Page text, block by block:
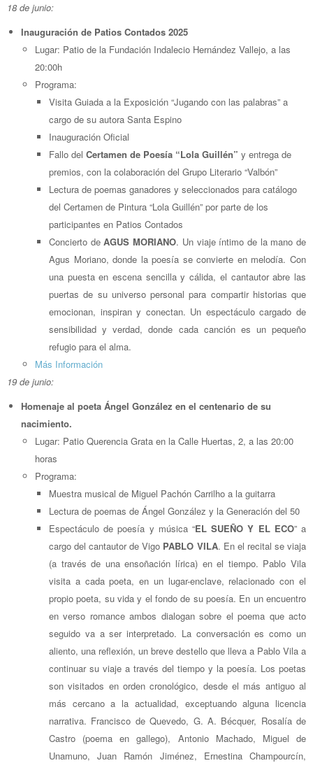
18 de junio:
Inauguración de Patios Contados 2025
Lugar: Patio de la Fundación Indalecio Hernández Vallejo, a las
20:00h
Programa:
Visita Guiada a la Exposición “Jugando con las palabras” a
cargo de su autora Santa Espino
Inauguración Oficial
Fallo del Certamen de Poesía “Lola Guillén” y entrega de
premios, con la colaboración del Grupo Literario “Valbón”
Lectura de poemas ganadores y seleccionados para catálogo
del Certamen de Pintura “Lola Guillén” por parte de los
participantes en Patios Contados
Concierto deAGUS MORIANO. Un viaje íntimo de la mano de
Agus Moriano, donde la poesía se convierte en melodía. Con
una puesta en escena sencilla y cálida, el cantautor abre las
puertas de su universo personal para compartir historias que
emocionan, inspiran y conectan. Un espectáculo cargado de
sensibilidad y verdad, donde cada canción es un pequeño
refugio para el alma.
Más Información
19 de junio:
Homenaje al poeta Ángel González en el centenario de su
nacimiento.
Lugar: Patio Querencia Grata en la Calle Huertas, 2, a las 20:00
horas
Programa:
Muestra musical de Miguel Pachón Carrilho a la guitarra
Lectura de poemas de Ángel González y la Generación del 50
Espectáculo de poesía y música “EL SUEÑO Y EL ECO” a
cargo del cantautor de Vigo PABLO VILA. En el recital se viaja
(a través de una ensoñación lírica) en el tiempo. Pablo Vila
visita a cada poeta, en un lugar-enclave, relacionado con el
propio poeta, su vida y el fondo de su poesía. En un encuentro
en verso romance ambos dialogan sobre el poema que acto
seguido va a ser interpretado. La conversación es como un
aliento, una reflexión, un breve destello que lleva a Pablo Vila a
continuar su viaje a través del tiempo y la poesía. Los poetas
son visitados en orden cronológico, desde el más antiguo al
más cercano a la actualidad, exceptuando alguna licencia
narrativa. Francisco de Quevedo, G. A. Bécquer, Rosalía de
Castro (poema en gallego), Antonio Machado, Miguel de
Unamuno, Juan Ramón Jiménez, Ernestina Champourcín,